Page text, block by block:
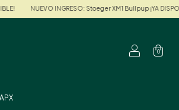
INGRESO: Stoeger XM1 Bullpup ¡YA DISPONIBLE!
0